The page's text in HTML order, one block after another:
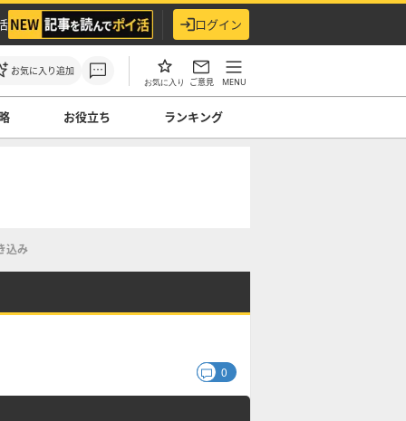
ログイン
お気に入り追加
お気に入り ご意見 MENU
お役立ち ランキング
込み
0